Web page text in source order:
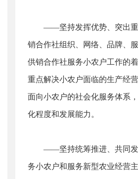
——坚持发挥优势、突出
销合作社组织、网络、品牌、
供销合作社服务小农户工作的
重点解决小农户面临的生产经
面向小农户的社会化服务体系
化程度和发展能力。
——坚持统筹推进、共同发
务小农户和服务新型农业经营